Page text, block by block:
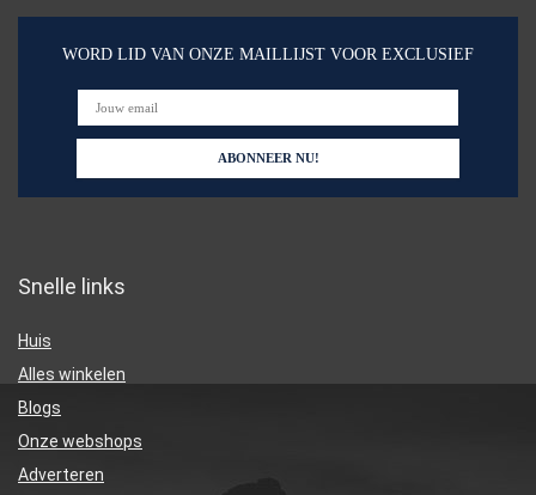
WORD LID VAN ONZE MAILLIJST VOOR EXCLUSIEF
Snelle links
Huis
Alles winkelen
Blogs
Onze webshops
Adverteren